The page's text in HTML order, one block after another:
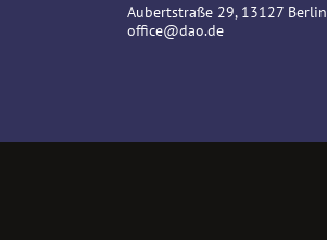
Aubertstraße 29, 13127 Berlin
office@dao.de